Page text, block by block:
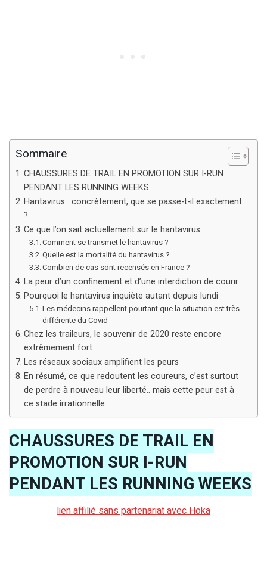
Sommaire
CHAUSSURES DE TRAIL EN PROMOTION SUR I-RUN
PENDANT LES RUNNING WEEKS
Hantavirus : concrètement, que se passe-t-il exactement
?
Ce que l’on sait actuellement sur le hantavirus
Comment se transmet le hantavirus ?
Quelle est la mortalité du hantavirus ?
Combien de cas sont recensés en France ?
La peur d’un confinement et d’une interdiction de courir
Pourquoi le hantavirus inquiète autant depuis lundi
Les médecins rappellent pourtant que la situation est très
différente du Covid
Chez les traileurs, le souvenir de 2020 reste encore
extrêmement fort
Les réseaux sociaux amplifient les peurs
En résumé, ce que redoutent les coureurs, c’est surtout
de perdre à nouveau leur liberté.. mais cette peur est à
ce stade irrationnelle
CHAUSSURES DE TRAIL EN
PROMOTION SUR I-RUN
PENDANT LES RUNNING WEEKS
lien affilié sans partenariat avec Hoka